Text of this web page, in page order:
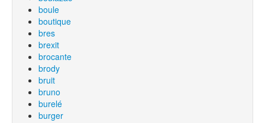
boule
boutique
bres
brexit
brocante
brody
bruit
bruno
burelé
burger